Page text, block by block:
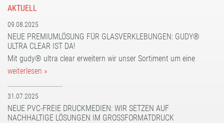
AKTUELL
09.08.2025
NEUE PREMIUMLÖSUNG FÜR GLASVERKLEBUNGEN: GUDY®
ULTRA CLEAR IST DA!
Mit gudy® ultra clear erweitern wir unser Sortiment um eine
weiterlesen »
31.07.2025
NEUE PVC-FREIE DRUCKMEDIEN: WIR SETZEN AUF
NACHHALTIGE LÖSUNGEN IM GROSSFORMATDRUCK